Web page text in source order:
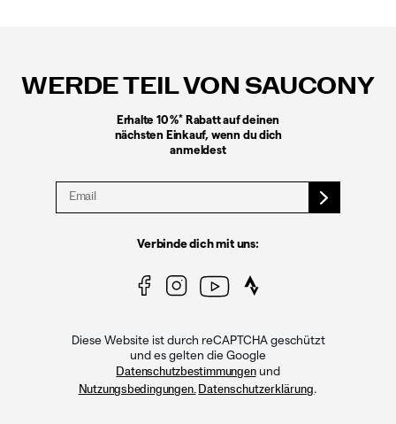
WERDE TEIL VON SAUCONY
Erhalte 10 %* Rabatt auf deinen
nächsten Einkauf, wenn du dich
anmeldest
Verbinde dich mit uns:
Diese Website ist durch reCAPTCHA geschützt
und es gelten die Google
Datenschutzbestimmungenund
Nutzungsbedingungen. Datenschutzerklärung.